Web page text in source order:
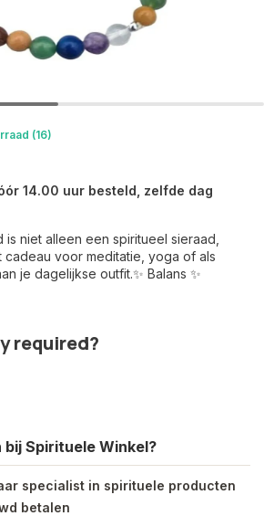
(16)
14.00 uur besteld, zelfde dag
niet alleen een spiritueel sieraad,
voor meditatie, yoga of als
je dagelijkse outfit.✨ Balans ✨
required?
Spirituele Winkel?
specialist in spirituele producten
betalen